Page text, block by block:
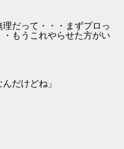
だって・・・まずプロっ
もうこれやらせた方がい
だけどね」